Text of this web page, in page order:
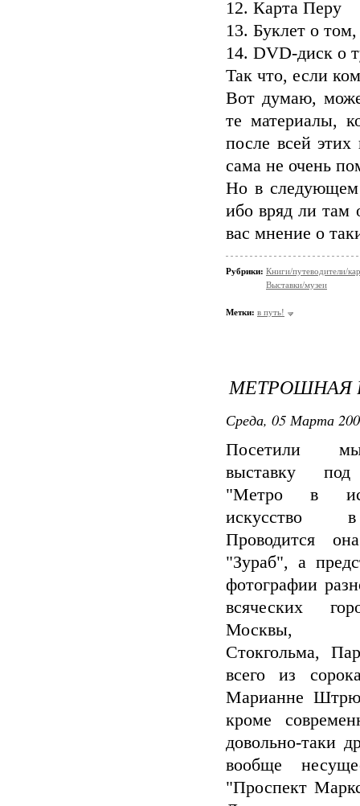
12. Карта Перу
13. Буклет о
14. DVD-диск о
Так что, если
Вот думаю,
те материалы,
после всей
сама не очень
Но в следующем
ибо вряд ли там
вас мнение о
Рубрики: Книги/путеводители/
Выставки/музеи
Метки: в путь!
МЕТРОШНАЯ
Среда, 05 Марта
Посетили
выставку под
"Метро в
искусство
Проводится
"Зураб", а
фотографии
всяческих
Москвы,
Стокгольма,
всего из
Марианне
кроме
довольно-таки
вообще
"Проспект